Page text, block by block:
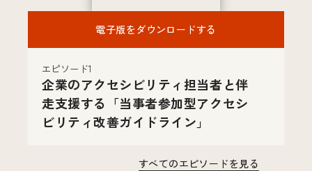
電子版をダウンロードする
エピソード1
企業のアクセシビリティ担当者と伴
走支援する「当事者参加型アクセシ
ビリティ改善ガイドライン」
すべてのエピソードを見る